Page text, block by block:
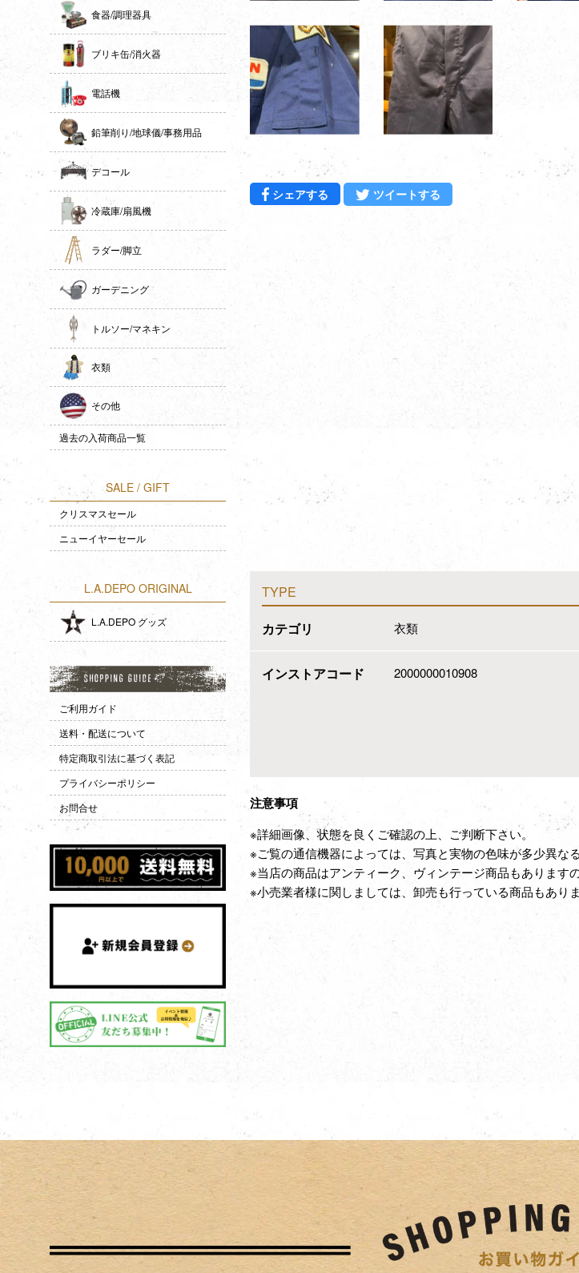
食器/調理器具
ブリキ缶/消火器
電話機
鉛筆削り/地球儀/事務用品
デコール
冷蔵庫/扇風機
ラダー/脚立
ガーデニング
トルソー/マネキン
衣類
その他
過去の入荷商品一覧
SALE / GIFT
クリスマスセール
ニューイヤーセール
L.A.DEPO ORIGINAL
L.A.DEPO グッズ
ご利用ガイド
送料・配送について
特定商取引法に基づく表記
プライバシーポリシー
お問合せ
シェアする Facebookでシェアする
ツイートする
TYPE
カテゴリ
衣類
インストアコード 2000000010908
注意事項
※詳細画像、状態を良くご確認の上、ご判断下さい。
※ご覧の通信機器によっては、写真と実物の色味が多少異な
※当店の商品はアンティーク、ヴィンテージ商品もあります
※小売業者様に関しましては、卸売も行っている商品もありま